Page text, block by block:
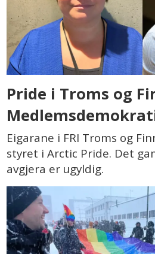
Pride i Troms og
Eigarane i FRI Troms og
styret i Arctic Pride. Det
avgjera er ugyldig.